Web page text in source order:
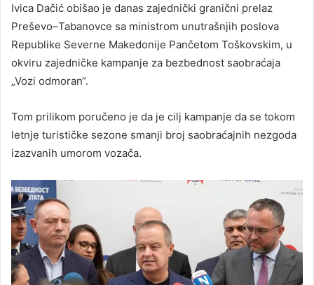
Ivica Dačić obišao je danas zajednički granični prelaz
Preševo–Tabanovce sa ministrom unutrašnjih poslova
Republike Severne Makedonije Pančetom Toškovskim, u
okviru zajedničke kampanje za bezbednost saobraćaja
„Vozi odmoran“.
Tom prilikom poručeno je da je cilj kampanje da se tokom
letnje turističke sezone smanji broj saobraćajnih nezgoda
izazvanih umorom vozača.